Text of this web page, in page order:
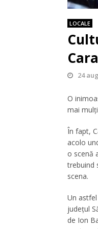
LOCALE
24
O
mai
În fapt,
acolo
o scenă
trebuind
scena.
Un
județul
de Ion